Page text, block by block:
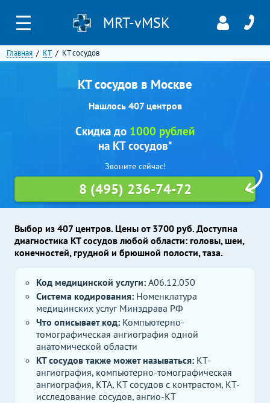
☰ MRT-vMSK
Главная КТ КТ сосудов
КТ сосудов в Москве
Нашлось 407 центров
Выбор из 407 центров. Цены от 3700 руб. Доступна
диагностика КТ сосудов любой области: головы, шеи,
конечностей, грудной и брюшной полости, таза.
Код медицинской услуги: A06.12.050
Система кодирования: Номенклатура
медицинских услуг Минздрава РФ
Что описывает код: Компьютерно-
томографическая ангиография одной
анатомической области
КТ сосудов также может называться: КТ-
ангиография, компьютерно-томографическая
ангиография, КТА, КТ сосудов с контрастом, КТ-
исследование сосудов, ангио-КТ
Скидка до 1000 рублей
на КТ сосудов*
Звоните сейчас!
8 (495) 236-74-72